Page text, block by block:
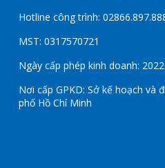
Hotline công trình:
MST: 0317570721
Ngày cấp phép kinh doanh:
Nơi cấp GPKD: Sở kế hoạch và
phố Hồ Chí Minh